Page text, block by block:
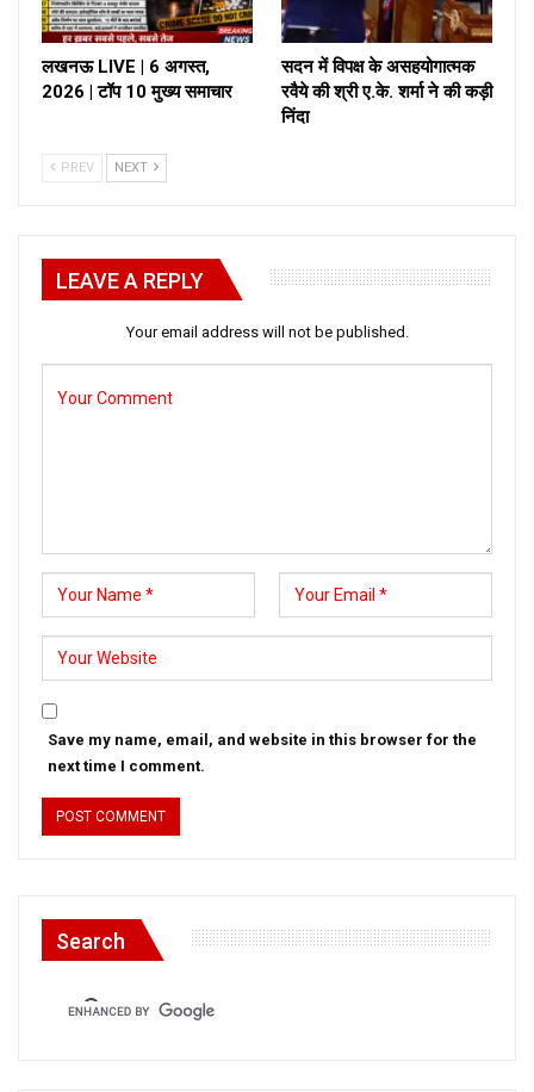
लखनऊ LIVE | 6 अगस्त,
2026 | टॉप 10 मुख्य समाचार
सदन में विपक्ष के असहयोगात्मक
रवैये की श्री ए.के. शर्मा ने की कड़ी
निंदा
PREV NEXT
LEAVE A REPLY
Your email address will not be published.
Save my name, email, and website in this browser for the
next time I comment.
Search